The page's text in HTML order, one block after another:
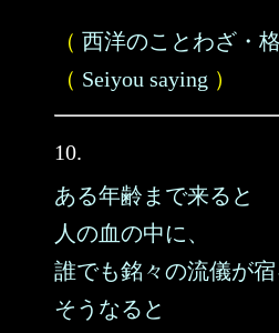
（ 西洋のことわざ・
（ Seiyou saying ）
10.
ある年齢まで来ると
人の血の中に、
誰でも銘々の流儀が宿
そうなると